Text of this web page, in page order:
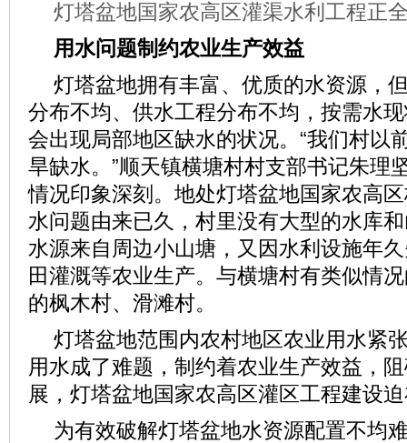
灯塔盆地国家农高区灌渠水利工程正
用水问题制约农业生产效益
灯塔盆地拥有丰富、优质的水资源，
分布不均、供水工程分布不均，按需水
会出现局部地区缺水的状况。“我们村以
旱缺水。”顺天镇横塘村村支部书记朱理
情况印象深刻。地处灯塔盆地国家农高
水问题由来已久，村里没有大型的水库
水源来自周边小山塘，又因水利设施年
田灌溉等农业生产。与横塘村有类似情
的枫木村、滑滩村。
灯塔盆地范围内农村地区农业用水紧
用水成了难题，制约着农业生产效益，
展，灯塔盆地国家农高区灌区工程建设
为有效破解灯塔盆地水资源配置不均